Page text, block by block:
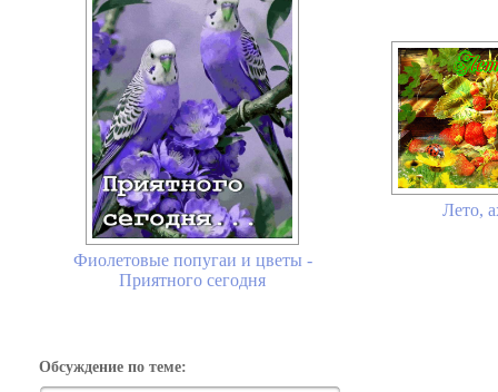
Фиолетовые попугаи и цветы -
Приятного сегодня
Лето,
Обсуждение по теме: